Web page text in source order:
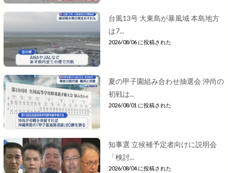
台風13号 大東島が暴風域 本島地方
は7...
2026/08/06 に投稿された
夏の甲子園組み合わせ抽選会 沖尚の
初戦は...
2026/08/01 に投稿された
知事選 立候補予定者向けに説明会
「検討...
2026/08/04 に投稿された